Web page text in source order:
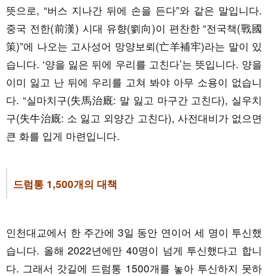
뜻으로, “버스 지나간 뒤에 손을 든다”와 같은 말입니다.
중국 전한(前漢) 시대 유향(劉向)이 편찬한 “전국책(戰國
策)”에 나오는 고사성어 망양보뢰(亡羊補牢)라는 말이 있
습니다. ‘양을 잃은 뒤에 우리를 고친다’는 뜻입니다. 양을
이미 잃고 난 뒤에 우리를 고쳐 봐야 아무 소용이 없습니
다. “실마치구(失馬治廐: 말 잃고 마구간 고친다), 실우치
구(失牛治廐: 소 잃고 외양간 고친다), 사전대비가 없으면
큰 화를 입게 마련입니다.
드럼통 1,500개의 대책
인천대교에서 한 주간에 3일 동안 연이어 세 명이 투신했
습니다. 올해 2022년에만 40명이 넘게 투신했다고 합니
다. 그래서 갓길에 드럼통 1500개를 놓아 투신하지 못하